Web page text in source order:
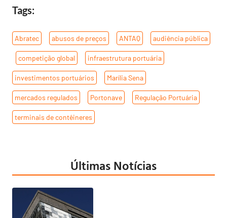
Tags:
Abratec abusos de preços ANTAQ audiência pública
competição global infraestrutura portuária
investimentos portuários Marília Sena
mercados regulados Portonave Regulação Portuária
terminais de contêineres
Últimas Notícias